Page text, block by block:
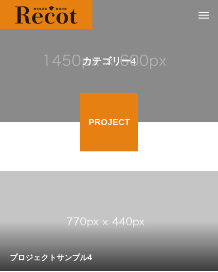
カテゴリー4
PROJECT
プロジェクトサンプル4